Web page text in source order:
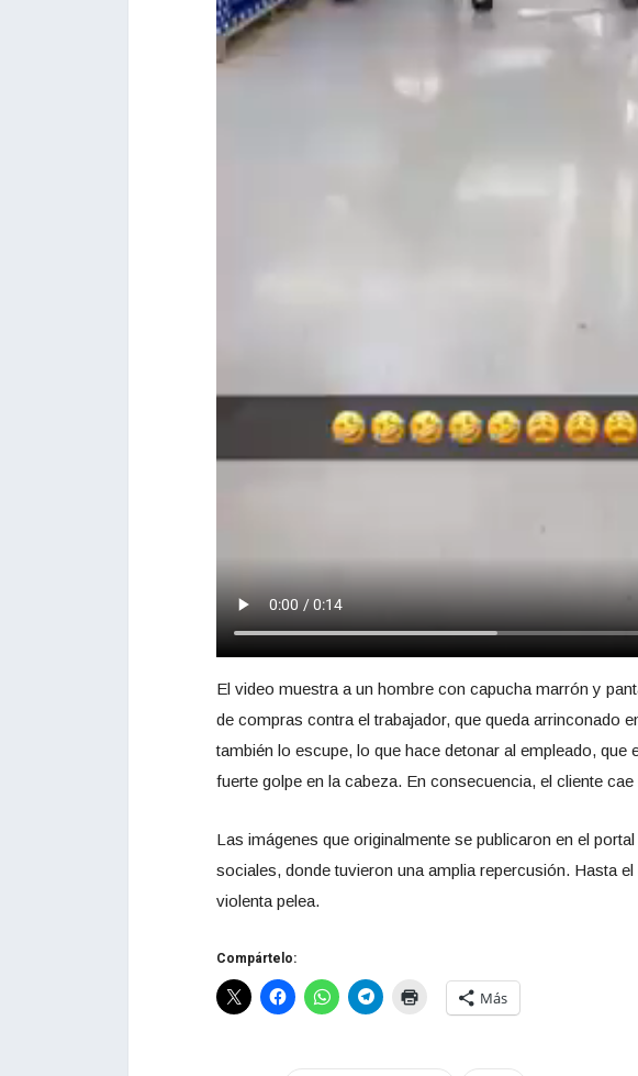
El video muestra a un hombre con capucha marrón y
de compras contra el trabajador, que queda arrinconado
también lo escupe, lo que hace detonar al empleado, que
fuerte golpe en la cabeza. En consecuencia, el cliente
Las imágenes que originalmente se publicaron en el portal
sociales, donde tuvieron una amplia repercusión. Hasta
violenta pelea.
Compártelo:
Más